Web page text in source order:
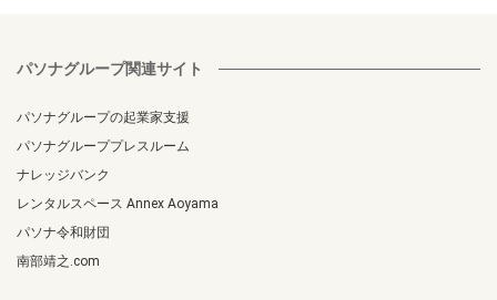
パソナグループ関連サイト
パソナグループの起業家支援
パソナグループプレスルーム
ナレッジバンク
レンタルスペース Annex Aoyama
パソナ令和財団
南部靖之.com